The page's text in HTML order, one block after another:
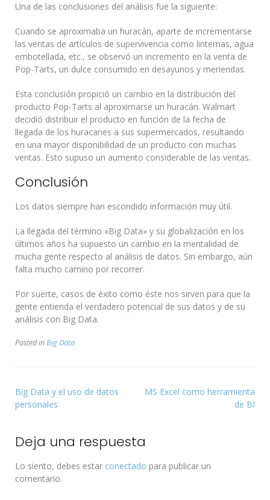
Una de las conclusiones del análisis fue la siguiente:
Cuando se aproximaba un huracán, aparte de incrementarse
las ventas de artículos de supervivencia como linternas, agua
embotellada, etc., se observó un incremento en la venta de
Pop-Tarts, un dulce consumido en desayunos y meriendas.
Esta conclusión propició un cambio en la distribución del
producto Pop-Tarts al aproximarse un huracán. Walmart
decidió distribuir el producto en función de la fecha de
llegada de los huracanes a sus supermercados, resultando
en una mayor disponibilidad de un producto con muchas
ventas. Esto supuso un aumento considerable de las ventas.
Conclusión
Los datos siempre han escondido información muy útil.
La llegada del término «Big Data» y su globalización en los
últimos años ha supuesto un cambio en la mentalidad de
mucha gente respecto al análisis de datos. Sin embargo, aún
falta mucho camino por recorrer.
Por suerte, casos de éxito como éste nos sirven para que la
gente entienda el verdadero potencial de sus datos y de su
análisis con Big Data.
Posted inBig Data
Big Data y el uso de datos
personales
MS Excel como herramienta
de BI
Deja una respuesta
Lo siento, debes estar conectado para publicar un
comentario.